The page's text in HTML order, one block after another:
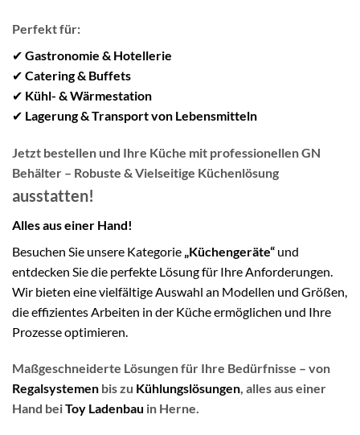
Perfekt für:
✔ Gastronomie & Hotellerie
✔ Catering & Buffets
✔ Kühl- & Wärmestation
✔ Lagerung & Transport von Lebensmitteln
Jetzt bestellen und Ihre Küche mit professionellenGN
Behälter – Robuste & Vielseitige Küchenlösung
ausstatten!
Alles aus einer Hand!
Besuchen Sie unsere Kategorie „Küchengeräte“ und
entdecken Sie die perfekte Lösung für Ihre Anforderungen.
Wir bieten eine vielfältige Auswahl an Modellen und Größen,
die effizientes Arbeiten in der Küche ermöglichen und Ihre
Prozesse optimieren.
Maßgeschneiderte Lösungen für Ihre Bedürfnisse – von
Regalsystemen bis zu Kühlungslösungen, alles aus einer
Hand beiToy Ladenbau in Herne.